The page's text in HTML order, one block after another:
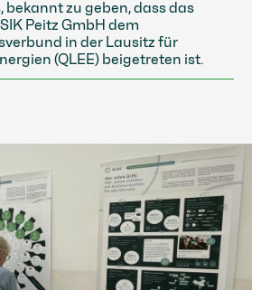
bekannt zu geben, dass das
Peitz GmbH dem
in der Lausitz für
(QLEE) beigetreten ist.